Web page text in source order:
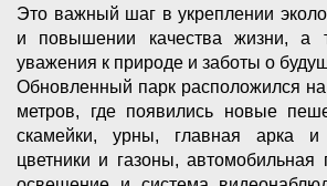
Это важный шаг в укреплении
и повышении качества жизни, а
уважения к природе и заботы о
Обновленный парк расположился
метров, где появились новые
скамейки, урны, главная арка и
цветники и газоны, автомобильная